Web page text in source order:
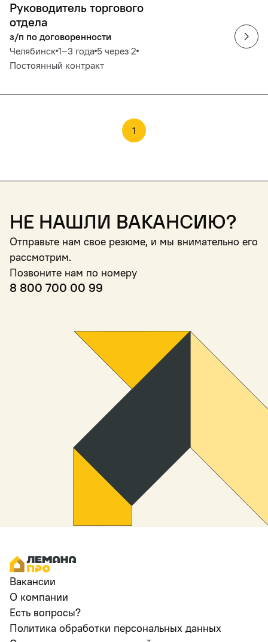
Руководитель торгового
отдела
з/п по договоренности
Челябинск 1‒3 года 5 через 2
Постоянный контракт
1
Не нашли вакансию?
Отправьте нам свое резюме, и мы внимательно его
рассмотрим.
Позвоните нам по номеру
8 800 700 00 99
Вакансии
О компании
Есть вопросы?
Политика обработки персональных данных